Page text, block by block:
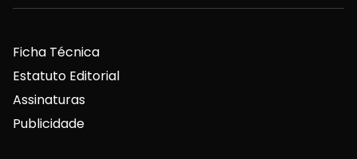
Ficha Técnica
Estatuto Editorial
Assinaturas
Publicidade